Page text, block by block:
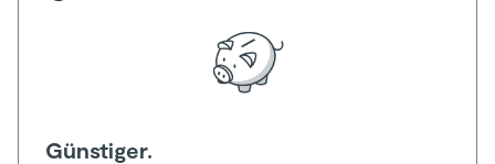
Günstiger.